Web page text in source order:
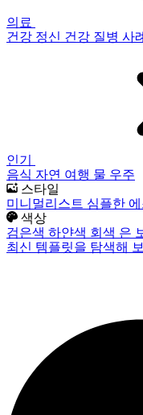
의료
건강 정신 건강 질병 사
인기
음식 자연 여행 물 우주
스타일
미니멀리스트 심플한
색상
검은색 하얀색 회색 은
최신 템플릿을 탐색해